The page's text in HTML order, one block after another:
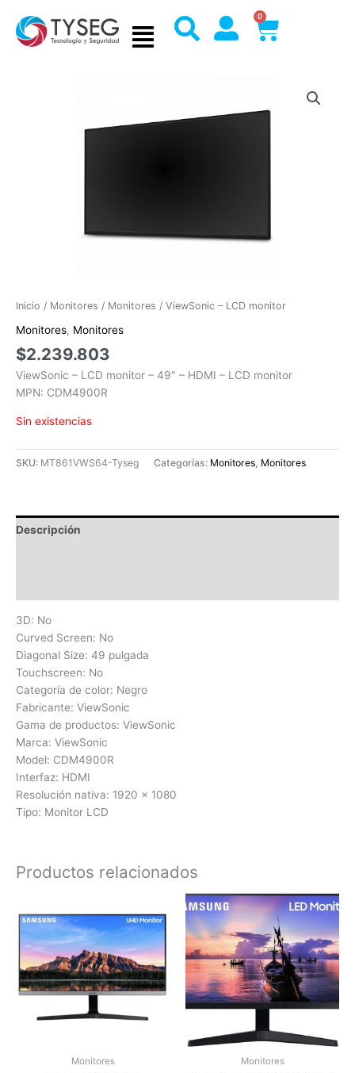
contenido
0
Cart
Inicio / Monitores / Monitores / ViewSonic – LCD monitor
Monitores, Monitores
$2.239.803
ViewSonic – LCD monitor – 49″ – HDMI – LCD monitor
MPN: CDM4900R
Sin existencias
SKU: MT861VWS64-Tyseg Categorías: Monitores, Monitores
Descripción
3D: No
Curved Screen: No
Diagonal Size: 49 pulgada
Touchscreen: No
Categoría de color: Negro
Fabricante: ViewSonic
Gama de productos: ViewSonic
Marca: ViewSonic
Model: CDM4900R
Interfaz: HDMI
Resolución nativa: 1920 x 1080
Tipo: Monitor LCD
Productos relacionados
Monitores Monitores